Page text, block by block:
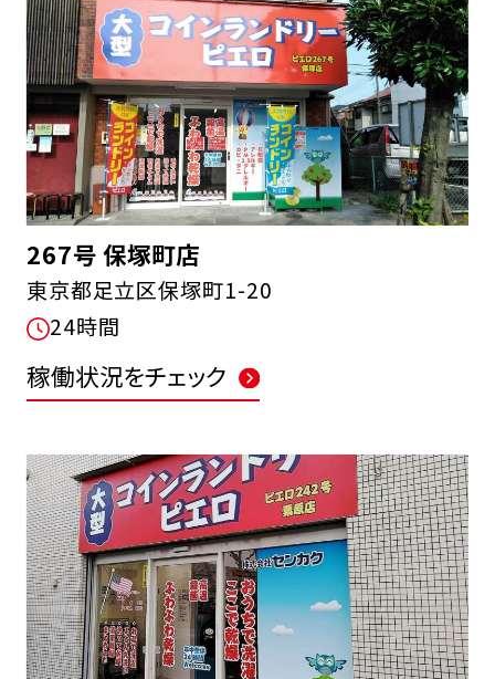
267号 保塚町店
東京都足立区保塚町1-20
24時間
稼働状況をチェック